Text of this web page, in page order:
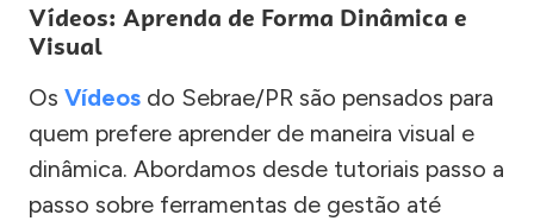
Vídeos: Aprenda de Forma Dinâmica e
Visual
Os Vídeos do Sebrae/PR são pensados para
quem prefere aprender de maneira visual e
dinâmica. Abordamos desde tutoriais passo a
passo sobre ferramentas de gestão até